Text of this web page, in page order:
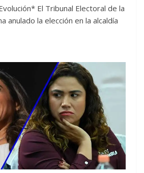
El Tribunal Electoral de la
anulado la elección en la alcaldía